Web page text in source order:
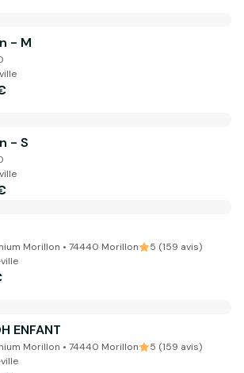
- M
- S
Morillon • 74440 Morillon
5 (159 avis)
ENFANT
Morillon • 74440 Morillon
5 (159 avis)